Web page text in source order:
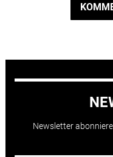
Newsletter